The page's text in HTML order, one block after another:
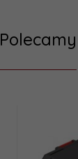
Polecamy